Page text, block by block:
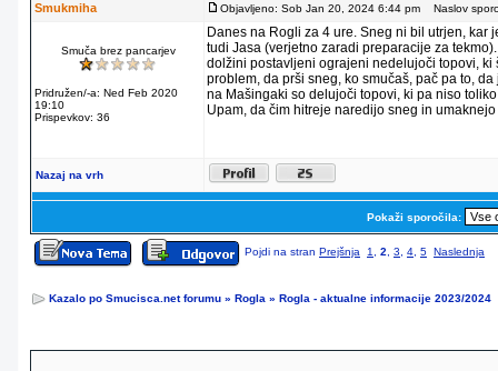
Smukmiha Objavljeno: Sob Jan 20, 2024 6:44 pm Naslov
Smuča brez pancarjev
Pridružen/-a: Ned Feb 2020
19:10
Prispevkov: 36
Danes na Rogli za 4 ure. Sneg ni bil utrjen,
tudi Jasa (verjetno zaradi preparacije za
dolžini postavljeni ograjeni nedelujoči topovi,
problem, da prši sneg, ko smučaš, pač pa to,
na Mašingaki so delujoči topovi, ki pa niso
Upam, da čim hitreje naredijo sneg in
Nazaj na vrh
Pokaži sporočila:
Pojdi na stran Prejšnja 1 2 3 4 5 Naslednja
Kazalo po Smucisca.net forumu » Rogla » Rogla - aktualne informacije 2023/2024